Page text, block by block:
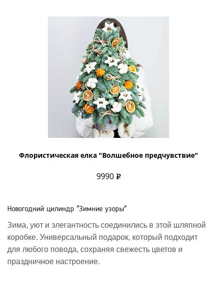
Флористическая елка "Волшебное предчувствие"
9990
Новогодний цилиндр "Зимние узоры"
Зима, уют и элегантность соединились в этой шляпной
коробке. Универсальный подарок, который подходит
для любого повода, сохраняя свежесть цветов и
праздничное настроение.